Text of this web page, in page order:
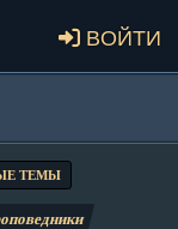
Войти
ТЕМЫ